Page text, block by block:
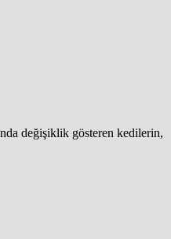
değişiklik gösteren kedilerin,